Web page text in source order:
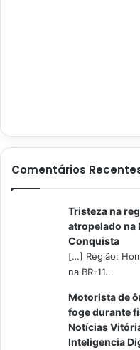
Comentários
Tristeza na
atropelado na
Conquista
[…] Região:
na BR-11...
Motorista de
foge durante
Notícias
Inteligencia